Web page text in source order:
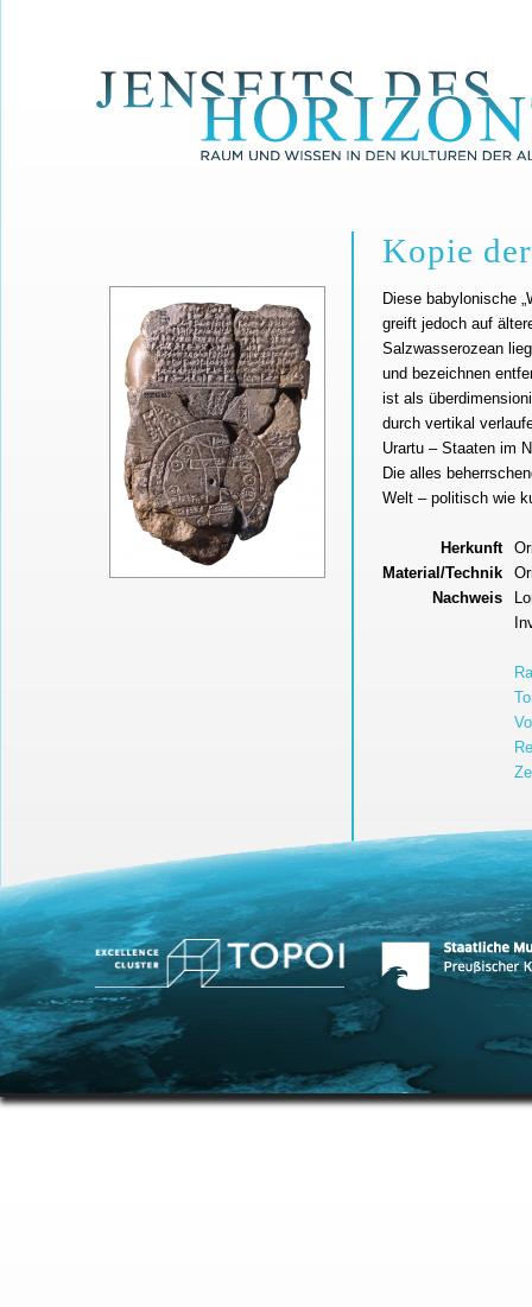
Kopie
Diese babylonische
greift jedoch auf
Salzwasserozean
und bezeichnen
ist als
durch vertikal
Urartu – Staaten im
Die alles
Welt – politisch wie
Herkunft
Material/Technik
Nachweis